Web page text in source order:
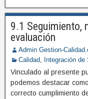
9.1 Seguimiento,
evaluación
Admin Gestion-
Calidad, Integración
Vinculado al presente
podemos destacar
correcto cumplimiento